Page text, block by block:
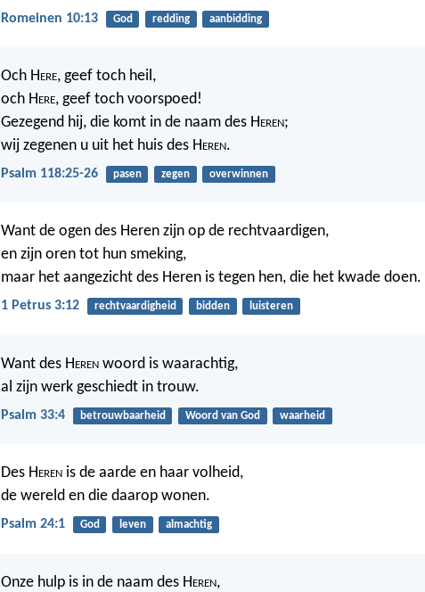
Romeinen 10:13 God redding aanbidding
Och Here, geef toch heil,
och Here, geef toch voorspoed!
Gezegend hij, die komt in de naam des Heren;
wij zegenen u uit het huis des Heren.
Psalm 118:25-26 pasen zegen overwinnen
Want de ogen des Heren zijn op de rechtvaardigen,
en zijn oren tot hun smeking,
maar het aangezicht des Heren is tegen hen, die het kwade doen.
1 Petrus 3:12 rechtvaardigheid bidden luisteren
Want des Heren woord is waarachtig,
al zijn werk geschiedt in trouw.
Psalm 33:4 betrouwbaarheid Woord van God waarheid
Des Heren is de aarde en haar volheid,
de wereld en die daarop wonen.
Psalm 24:1 God leven almachtig
Onze hulp is in de naam des Heren,